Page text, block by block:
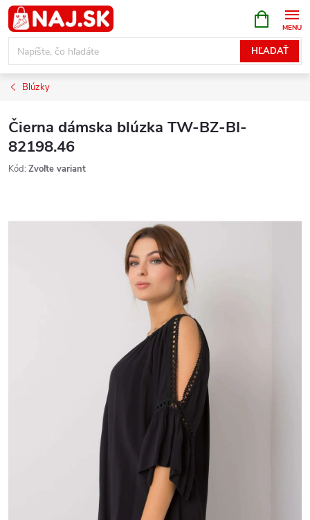
Prejsť
na
obsah
HĽADAŤ
KOŠÍK
Blúzky
Čierna dámska blúzka TW-BZ-BI-
82198.46
Kód: Zvoľte variant